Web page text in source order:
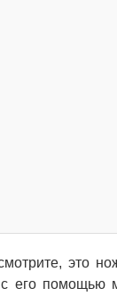
это
его помощью